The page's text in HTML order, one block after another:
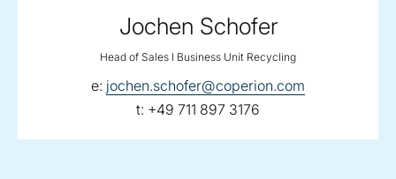
Jochen Schofer
Head of Sales I Business Unit Recycling
e: email:
jochen.schofer@coperion.com
t: telephone:
+49 711 897 3176